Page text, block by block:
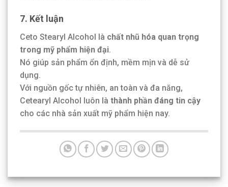
7. Kết luận
Ceto Stearyl Alcohol là chất nhũ hóa quan trọng
trong mỹ phẩm hiện đại.
Nó giúp sản phẩm ổn định, mềm mịn và dễ sử
dụng.
Với nguồn gốc tự nhiên, an toàn và đa năng,
Cetearyl Alcohol luôn là thành phần đáng tin cậy
cho các nhà sản xuất mỹ phẩm hiện nay.